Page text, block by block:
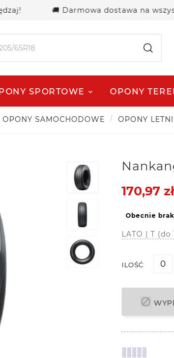
🚚 Darmowa dostawa na wszystkie
SPORTOWE OPONY
OPONY SAMOCHODOWE OPONY
170,97 zł
Obecnie
LATO | T
ILOŚĆ
